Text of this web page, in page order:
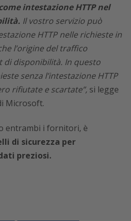
intestazione HTTP nel
Il vostro servizio può
HTTP nelle richieste in
l’origine del traffico
di disponibilità. In questo
senza l’intestazione HTTP
rifiutate e scartate”, si legge
Microsoft.
entrambi i fornitori, è
di sicurezza per
preziosi.